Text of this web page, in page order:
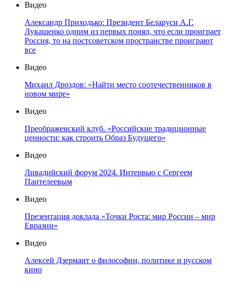
Видео
Александр Приходько: Президент Беларуси А.Г.
Лукашенко одним из первых понял, что если проиграет
Россия, то на постсоветском пространстве проиграют
все
Видео
Михаил Дроздов: «Найти место соотечественников в
новом мире»
Видео
Преображенский клуб. «Российские традиционные
ценности: как строить Образ Будущего»
Видео
Ливадийский форум 2024. Интервью с Сергеем
Пантелеевым
Видео
Презентация доклада «Точки Роста: мир России – мир
Евразии»
Видео
Алексей Дзермант о философии, политике и русском
кино